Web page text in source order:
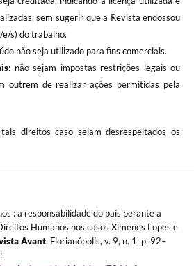
sem sugerir que a Revista endossou
s) do trabalho.
não seja utilizado para fins comerciais.
: não sejam impostas restrições legais ou
outrem de realizar ações permitidas pela
direitos caso sejam desrespeitados os
: a responsabilidade do país perante a
Humanos nos casos Ximenes Lopes e
Avant, Florianópolis, v. 9, n. 1, p. 92–